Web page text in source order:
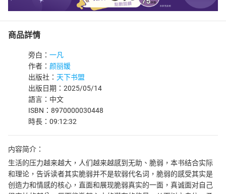
商品詳情
旁白： 一凡
作者： 颜丽媛
出版社： 天下书盟
出版日期：2025/05/14
語言：中文
ISBN：8970000030448
時長：09:12:32
内容简介：
生活的压力越来越大，人们越来越感到无助、脆弱，本书结合实际
和理论，告诉读者其实脆弱并不是软弱代名词，脆弱的感受其实是
创造力和情感的核心，直面和展现脆弱真实的一面，真诚面对自己